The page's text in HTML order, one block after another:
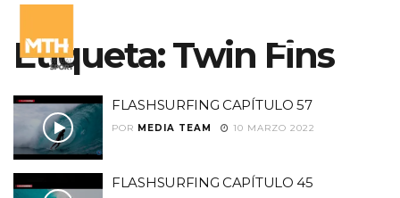
Etiqueta:Twin Fins
FLASHSURFING CAPÍTULO 57
POR MEDIA TEAM 10 MARZO 2022
FLASHSURFING CAPÍTULO 45